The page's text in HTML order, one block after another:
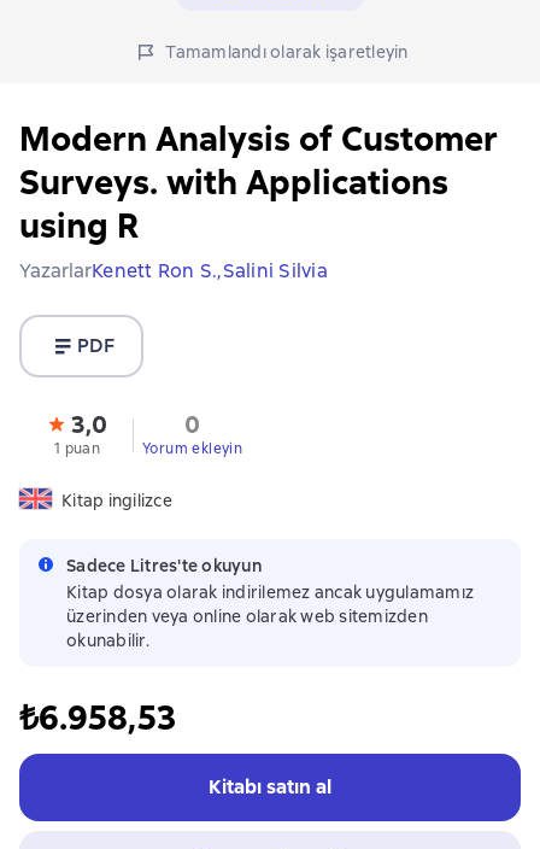
Tamamlandı olarak işaretleyin
Modern Analysis of Customer
Surveys. with Applications
using R
YazarlarKenett Ron S.,Salini Silvia
PDF
3,0
1 puan
0
Yorum ekleyin
Kitap ingilizce
Sadece Litres'te okuyun
Kitap dosya olarak indirilemez ancak uygulamamız
üzerinden veya online olarak web sitemizden
okunabilir.
₺6.958,53
Kitabı satın al